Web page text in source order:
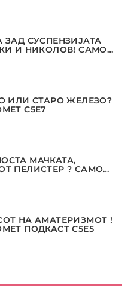
ЗАД СУСПЕНЗИЈАТА
И НИКОЛОВ! САМО
ИЛИ СТАРО ЖЕЛЕЗО?
С5Е7
МАЧКАТА,
ПЕЛИСТЕР ? САМО
НА АМАТЕРИЗМОТ !
ПОДКАСТ С5E5